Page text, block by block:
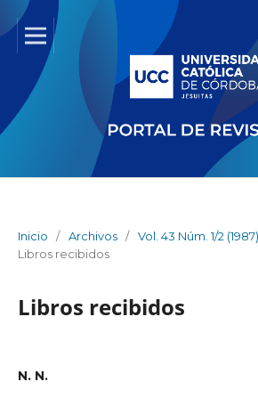
Inicio / Archivos / Vol. 43 Núm. 1/2
Libros recibidos
Libros recibidos
N. N.